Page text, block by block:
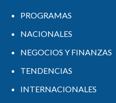
PROGRAMAS
NACIONALES
NEGOCIOS Y FINANZAS
TENDENCIAS
INTERNACIONALES